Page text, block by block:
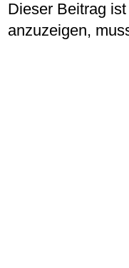
Dieser Beitrag
anzuzeigen,